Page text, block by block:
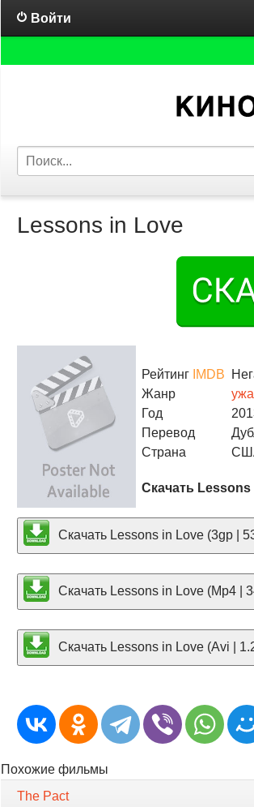
Войти
Lessons in Love
Рейтинг IMDB
Жанр
Год
Перевод
Страна
Скачать
Скачать Lessons in Love (3gp |
Скачать Lessons in Love (Mp4 |
Скачать Lessons in Love (Avi |
Похожие фильмы
The Pact